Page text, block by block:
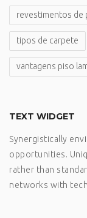
revestimentos de
tipos de carpete
vantagens piso
TEXT WIDGET
Synergistically
opportunities.
rather than
networks with